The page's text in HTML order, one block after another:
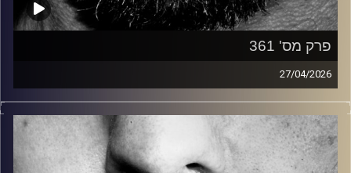
פרק מס' 361
27/04/2026
זיפים, מוזיקה מחוספסת של הופעות חיות. הרבה ג'אם, רוק,
בלוז, bluegrass, ג'אז, Fאנק, פרוגרסיב ואפילו אלקטרוניקה.
כל מה שחי, אמיתי ונושם.
עם שמוליק רגב.